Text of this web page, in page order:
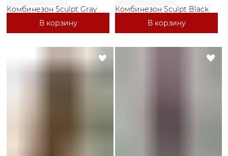
Комбинезон Sculpt Gray
В корзину
Комбинезон Sculpt Black
В корзину